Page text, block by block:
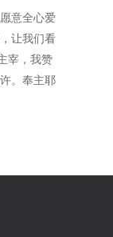
意全心爱
让我们看
宰，我赞
。奉主耶